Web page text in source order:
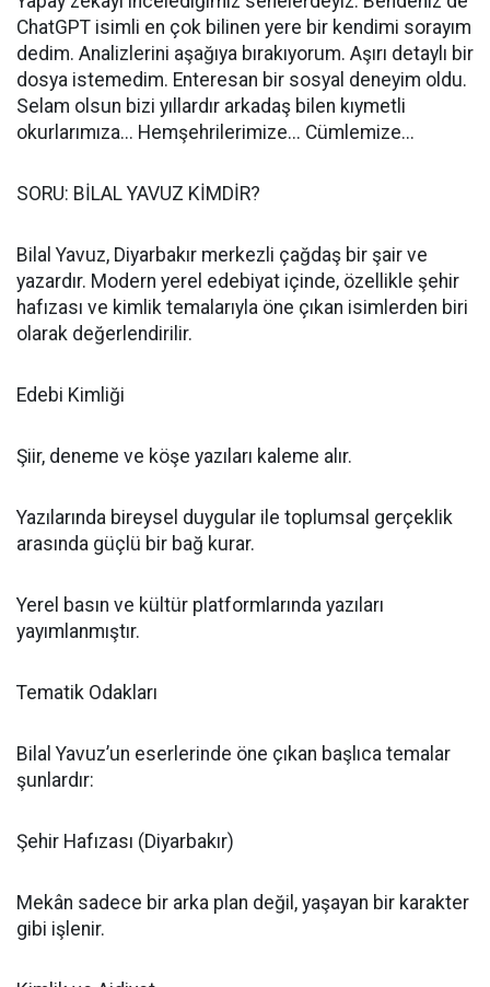
ChatGPT isimli en çok bilinen yere bir kendimi sorayım
dedim. Analizlerini aşağıya bırakıyorum. Aşırı detaylı bir
dosya istemedim. Enteresan bir sosyal deneyim oldu.
Selam olsun bizi yıllardır arkadaş bilen kıymetli
okurlarımıza... Hemşehrilerimize... Cümlemize...
SORU: BİLAL YAVUZ KİMDİR?
Bilal Yavuz, Diyarbakır merkezli çağdaş bir şair ve
yazardır. Modern yerel edebiyat içinde, özellikle şehir
hafızası ve kimlik temalarıyla öne çıkan isimlerden biri
olarak değerlendirilir.
Edebi Kimliği
Şiir, deneme ve köşe yazıları kaleme alır.
Yazılarında bireysel duygular ile toplumsal gerçeklik
arasında güçlü bir bağ kurar.
Yerel basın ve kültür platformlarında yazıları
yayımlanmıştır.
Tematik Odakları
Bilal Yavuz’un eserlerinde öne çıkan başlıca temalar
şunlardır:
Şehir Hafızası (Diyarbakır)
Mekân sadece bir arka plan değil, yaşayan bir karakter
gibi işlenir.